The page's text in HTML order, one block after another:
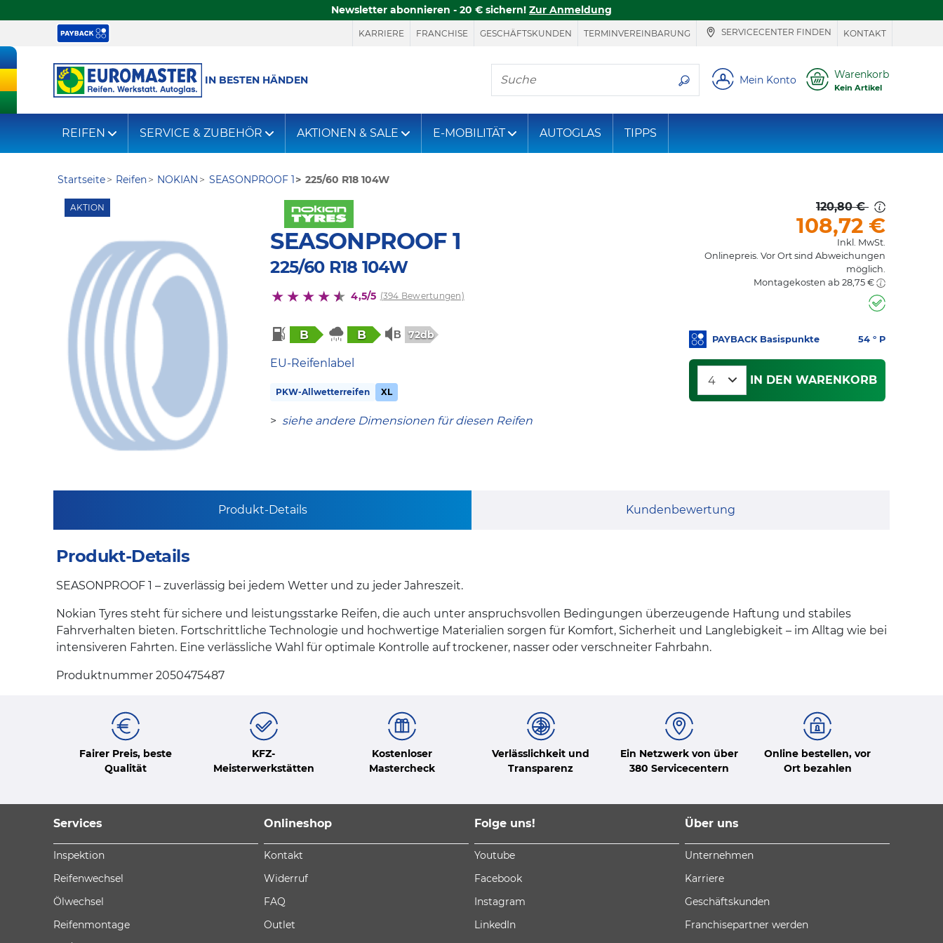
Newsletter abonnieren - 20 € sichern! Zur Anmeldung
KARRIERE FRANCHISE GESCHÄFTSKUNDEN TERMINVEREINBARUNG SERVICECENTER FINDEN KONTAKT
IN BESTEN HÄNDEN
Hier finden Sie, was Sie suchen
Mein Konto Warenkorb
Kein Artikel
REIFEN SERVICE & ZUBEHÖR AKTIONEN & SALE E-MOBILITÄT AUTOGLAS TIPPS
Startseite Reifen NOKIAN SEASONPROOF 1 225/60 R18 104W
AKTION
SEASONPROOF 1
225/60 R18 104W
4,5/5 (394 Bewertungen)
B B 72db
EU-Reifenlabel
PKW-Allwetterreifen XL
> siehe andere Dimensionen für diesen Reifen
120,80 €
108,72 €
Inkl. MwSt.
Onlinepreis. Vor Ort sind Abweichungen
möglich.
Montagekosten ab 28,75 €
PAYBACK Basispunkte 54 ° P
IN DEN WARENKORB
Produkt-Details Kundenbewertung
Produkt-Details
SEASONPROOF 1 – zuverlässig bei jedem Wetter und zu jeder Jahreszeit.
Nokian Tyres steht für sichere und leistungsstarke Reifen, die auch unter anspruchsvollen Bedingungen überzeugende Haftung und stabiles
Fahrverhalten bieten. Fortschrittliche Technologie und hochwertige Materialien sorgen für Komfort, Sicherheit und Langlebigkeit – im Alltag wie bei
intensiveren Fahrten. Eine verlässliche Wahl für optimale Kontrolle auf trockener, nasser oder verschneiter Fahrbahn.
Produktnummer 2050475487
Fairer Preis, beste
Qualität
KFZ-
Meisterwerkstätten
Kostenloser
Mastercheck
Verlässlichkeit und
Transparenz
Ein Netzwerk von über
380 Servicecentern
Online bestellen, vor
Ort bezahlen
Services
Inspektion
Reifenwechsel
Ölwechsel
Reifenmontage
Onlineshop
Kontakt
Widerruf
FAQ
Outlet
Folge uns!
Youtube
Facebook
Instagram
LinkedIn
Über uns
Unternehmen
Karriere
Geschäftskunden
Franchisepartner werden